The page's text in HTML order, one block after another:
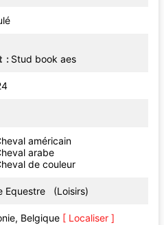
Stud book aes
américain
arabe
de couleur
Equestre (Loisirs)
Belgique [ Localiser ]